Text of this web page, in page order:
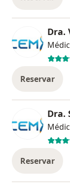
Dra.
Reservar
Dra.
Reservar